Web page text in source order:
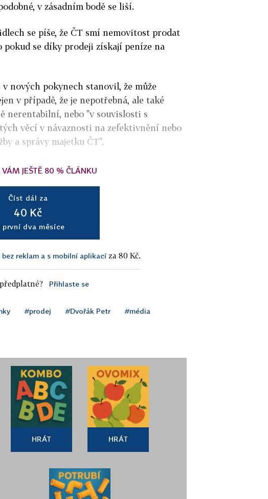
v zásadním bodě se liší.
se píše, že ČT smí nemovitost prodat
pokud se díky prodeji získají peníze na
nových pokynech stanovil, že může
v případě, že je nepotřebná, ale také
nerentabilní, nebo "v souvislosti s
věcí v návaznosti na zefektivnění nebo
a správy majetku ČT".
JEŠTĚ 80 % ČLÁNKU
Číst dál za
40 Kč
první dva měsíce
reklam a s mobilní aplikací za 80 Kč.
Přihlaste se
#prodej #Dvořák Petr #média
HRÁT HRÁT